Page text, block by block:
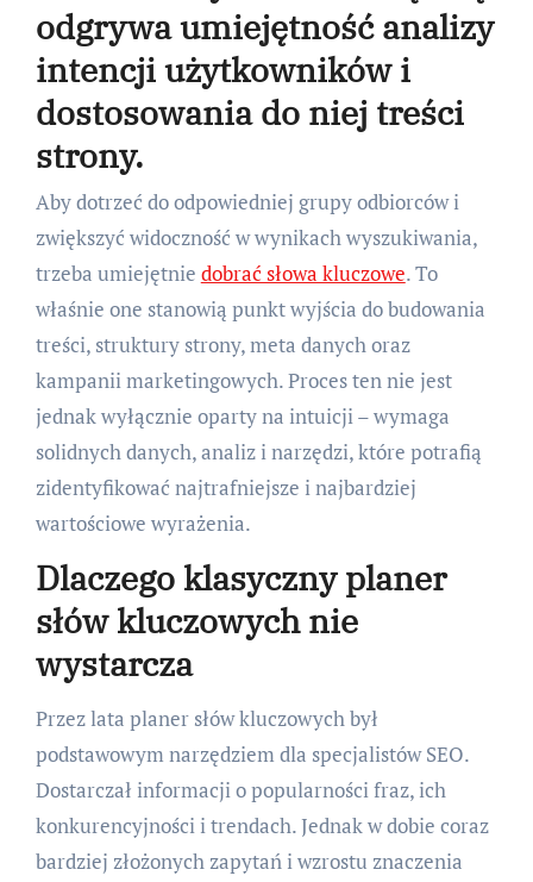
odgrywa umiejętność analizy
intencji użytkowników i
dostosowania do niej treści
strony.
Aby dotrzeć do odpowiedniej grupy odbiorców i
zwiększyć widoczność w wynikach wyszukiwania,
trzeba umiejętnie dobrać słowa kluczowe. To
właśnie one stanowią punkt wyjścia do budowania
treści, struktury strony, meta danych oraz
kampanii marketingowych. Proces ten nie jest
jednak wyłącznie oparty na intuicji – wymaga
solidnych danych, analiz i narzędzi, które potrafią
zidentyfikować najtrafniejsze i najbardziej
wartościowe wyrażenia.
Dlaczego klasyczny planer
słów kluczowych nie
wystarcza
Przez lata planer słów kluczowych był
podstawowym narzędziem dla specjalistów SEO.
Dostarczał informacji o popularności fraz, ich
konkurencyjności i trendach. Jednak w dobie coraz
bardziej złożonych zapytań i wzrostu znaczenia